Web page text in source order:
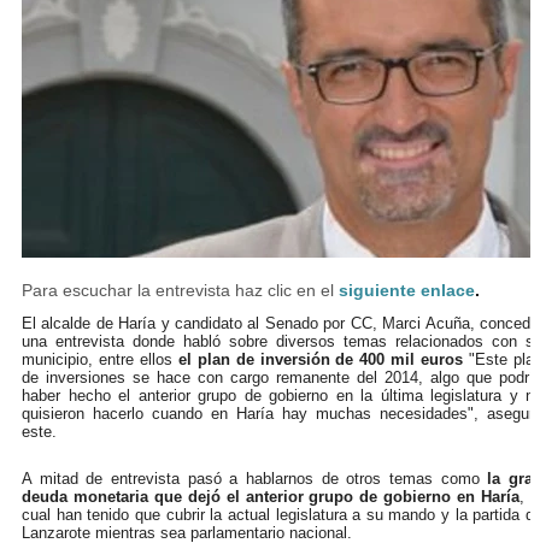
Para escuchar la entrevista haz clic en el siguiente enlace.
El alcalde de Haría y candidato al Senado por CC, Marci Acuña,
una entrevista donde habló sobre diversos temas relacionados con
municipio, entre ellos el plan de inversión de 400 mil euros "Este
de inversiones se hace con cargo remanente del 2014, algo que
haber hecho el anterior grupo de gobierno en la última legislatura y
quisieron hacerlo cuando en Haría hay muchas necesidades",
este.
A mitad de entrevista pasó a hablarnos de otros temas como
la
deuda monetaria que dejó el anterior grupo de gobierno en Haría
cual han tenido que cubrir la actual legislatura a su mando y la partida
Lanzarote mientras sea parlamentario nacional.